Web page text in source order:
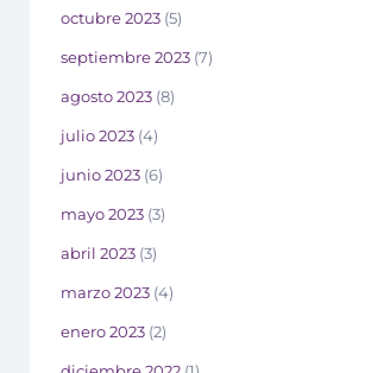
octubre 2023 (5)
septiembre 2023 (7)
agosto 2023 (8)
julio 2023 (4)
junio 2023 (6)
mayo 2023 (3)
abril 2023 (3)
marzo 2023 (4)
enero 2023 (2)